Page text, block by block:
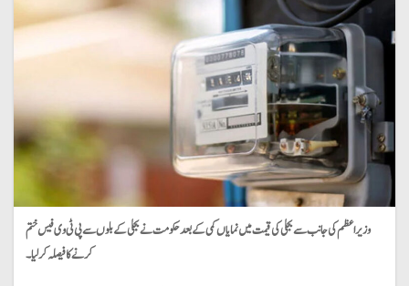
وزیراعظم کی جانب سے بجلی کی قیمت میں نمایاں کمی کے بعد حکومت نے بجلی کے بلوں سے پی ٹی وی فیس ختم
کرنے کا فیصلہ کرلیا۔